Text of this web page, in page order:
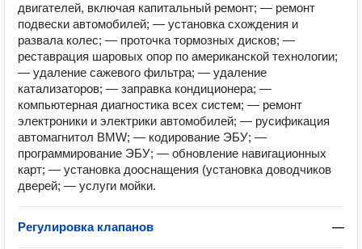
двигателей, включая капитальный ремонт; — ремонт
подвески автомобилей; — установка схождения и
развала колес; — проточка тормозных дисков; —
реставрация шаровых опор по американской технологии;
— удаление сажевого фильтра; — удаление
катализаторов; — заправка кондиционера; —
компьютерная диагностика всех систем; — ремонт
электроники и электрики автомобилей; — русификация
автомагнитол BMW; — кодирование ЭБУ; —
программирование ЭБУ; — обновление навигационных
карт; — установка дооснащения (установка доводчиков
дверей; — услуги мойки.
Регулировка клапанов —